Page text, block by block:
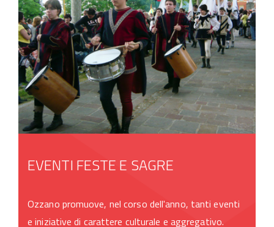
EVENTI FESTE E SAGRE
Ozzano promuove, nel corso dell'anno, tanti eventi
e iniziative di carattere culturale e aggregativo.